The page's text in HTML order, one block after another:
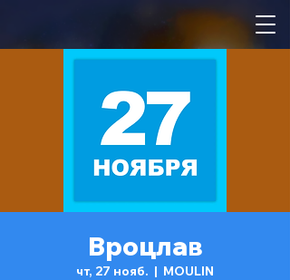
Вроцлав
чт, 27 нояб.
  |
MOULIN